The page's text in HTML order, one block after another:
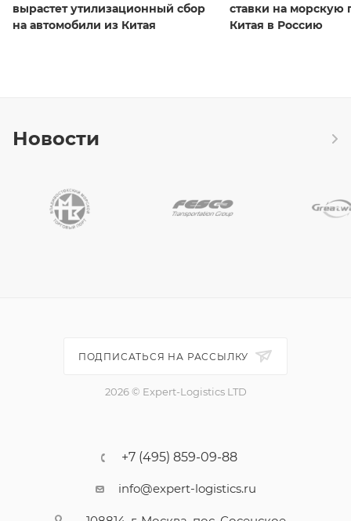
вырастет утилизационный сбор
на автомобили из Китая
ставки на морскую
Китая в Россию
Новости
ПОДПИСАТЬСЯ НА РАССЫЛКУ
2026 © Expert-Logistics LTD
+7 (495) 859-09-88
info@expert-logistics.ru